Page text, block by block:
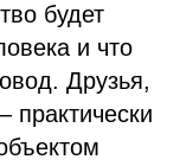
будет
и что
Друзья,
практически